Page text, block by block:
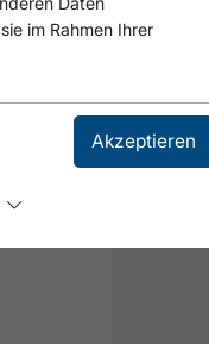
im Rahmen Ihrer
Akzeptieren